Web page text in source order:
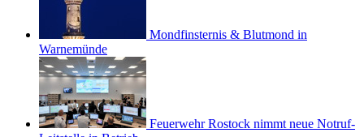
Mondfinsternis & Blutmond in
Warnemünde
Feuerwehr Rostock nimmt neue Notruf-